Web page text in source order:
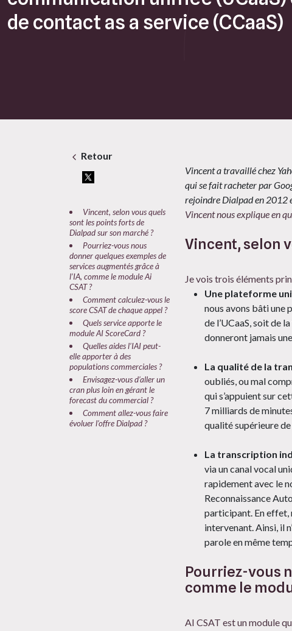
de contact as a service (CCaaS)
Retour
Vincent, selon vous quels
sont les points forts de
Dialpad sur son marché ?
Pourriez-vous nous
donner quelques exemples de
services augmentés grâce à
l’IA, comme le module Ai
CSAT ?
Comment calculez-vous le
score CSAT de chaque appel ?
Quels service apporte le
module AI ScoreCard ?
Quelles aides l’IAI peut-
elle apporter à des
populations commerciales ?
Envisagez-vous d’aller un
cran plus loin en gérant le
forecast du commercial ?
Comment allez-vous faire
évoluer l’offre Dialpad ?
Vincent a travaillé chez
qui se fait racheter par
rejoindre Dialpad en 2012
Vincent nous explique en
Vincent, selon
Je vois trois éléments
Une plateforme
nous avons bâti une
de l’UCaaS, soit de
donneront jamais
La qualité de la
oubliés, ou mal
qui s’appuient sur
7 milliards de
qualité supérieure
La transcription
via un canal vocal
rapidement avec le
Reconnaissance
participant. En effet,
intervenant. Ainsi, il
parole en même
Pourriez-vous
comme le
AI CSAT est un module